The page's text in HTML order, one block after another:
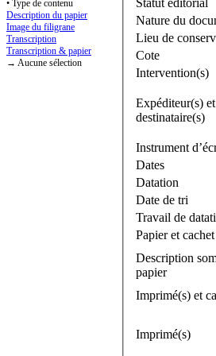
• Type de contenu
Description du papier
Image du filigrane
Transcription
Transcription & papier
→ Aucune sélection
Statut éditorial
Nature du
Lieu de
Cote
Intervention(s)
Expéditeur(s) et
destinataire(s)
Instrument
Dates
Datation
Date de tri
Travail de
Papier et cachet
Description
papier
Imprimé(s) et
Imprimé(s)